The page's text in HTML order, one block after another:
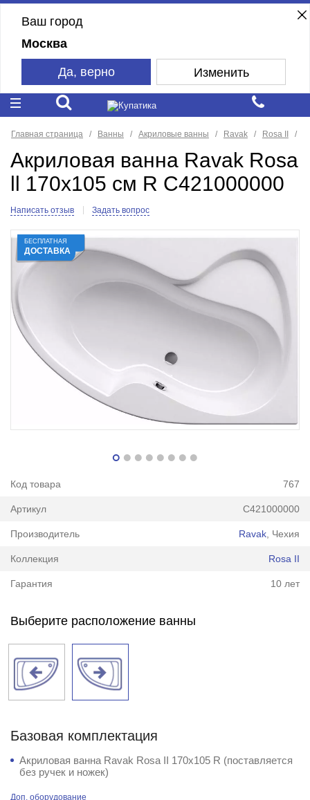
Ваш город
Москва
Да, верно Изменить
Главная страница Ванны Акриловые ванны Ravak Rosa II
Акриловая ванна Ravak Rosa
ll 170x105 см R C421000000
Написать отзыв Задать вопрос
БЕСПЛАТНАЯ
ДОСТАВКА
Код товара 767
Артикул C421000000
Производитель Ravak , Чехия
Коллекция Rosa II
Гарантия 10 лет
Выберите расположение ванны
Базовая комплектация
Акриловая ванна Ravak Rosa II 170x105 R (поставляется
без ручек и ножек)
Доп. оборудование